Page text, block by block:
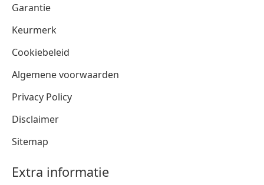
Garantie
Keurmerk
Cookiebeleid
Algemene voorwaarden
Privacy Policy
Disclaimer
Sitemap
Extra informatie